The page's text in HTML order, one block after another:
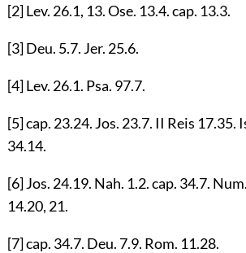
[2]Lev. 26.1, 13. Ose. 13.4. cap. 13.3.
[3]Deu. 5.7. Jer. 25.6.
[4]Lev. 26.1. Psa. 97.7.
[5]cap. 23.24. Jos. 23.7. II Reis 17.35.
34.14.
[6]Jos. 24.19. Nah. 1.2. cap. 34.7. Num.
14.20, 21.
[7]cap. 34.7. Deu. 7.9. Rom. 11.28.